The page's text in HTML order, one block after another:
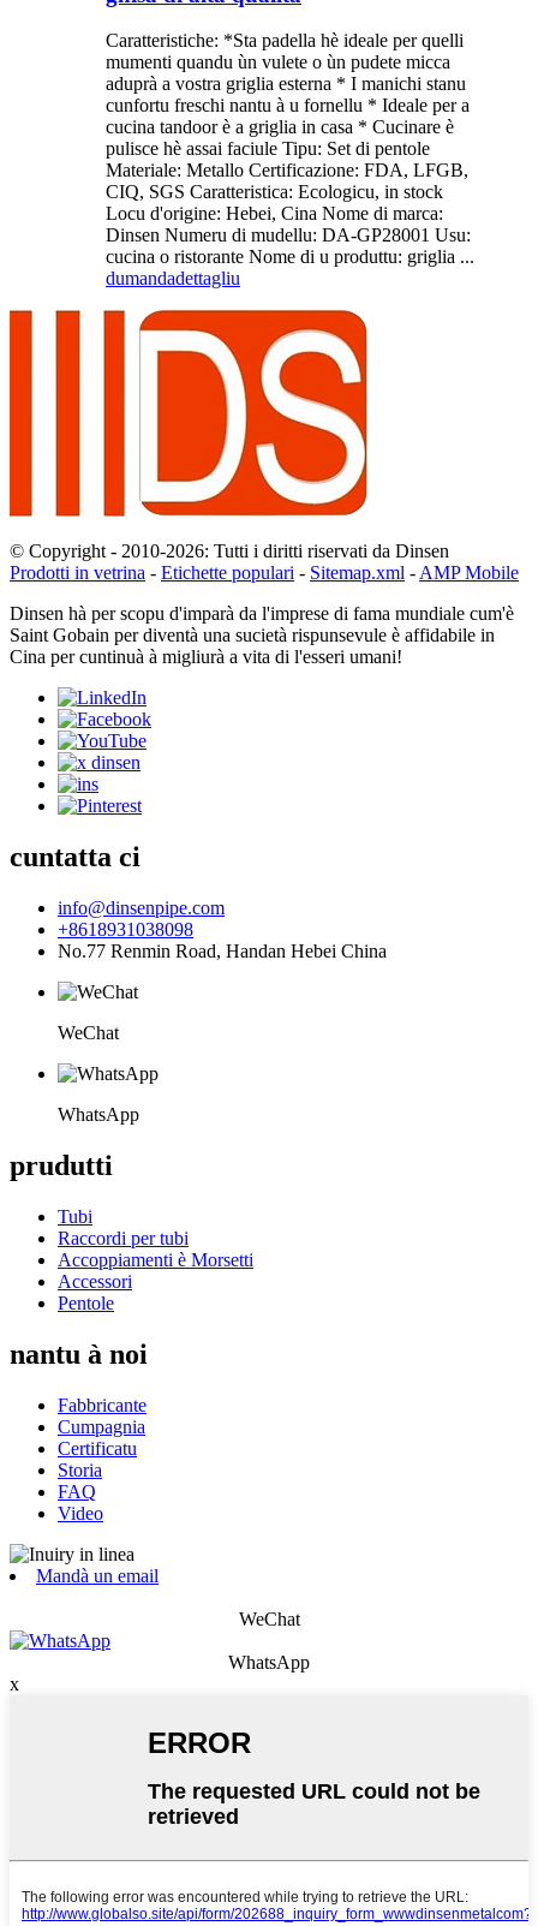
Caratteristiche: *Sta padella hè ideale per quelli
mumenti quandu ùn vulete o ùn pudete micca
aduprà a vostra griglia esterna * I manichi stanu
cunfortu freschi nantu à u fornellu * Ideale per a
cucina tandoor è a griglia in casa * Cucinare è
pulisce hè assai faciule Tipu: Set di pentole
Materiale: Metallo Certificazione: FDA, LFGB,
CIQ, SGS Caratteristica: Ecologicu, in stock
Locu d'origine: Hebei, Cina Nome di marca:
Dinsen Numeru di mudellu: DA-GP28001 Usu:
cucina o ristorante Nome di u produttu: griglia ...
dumandadettagliu
© Copyright - 2010-2026: Tutti i diritti riservati da Dinsen
Prodotti in vetrina - Etichette populari - Sitemap.xml - AMP Mobile
Dinsen hà per scopu d'imparà da l'imprese di fama mundiale cum'è
Saint Gobain per diventà una sucietà rispunsevule è affidabile in
Cina per cuntinuà à migliurà a vita di l'esseri umani!
cuntatta ci
info@dinsenpipe.com
+8618931038098
No.77 Renmin Road, Handan Hebei China
WeChat
WhatsApp
prudutti
Tubi
Raccordi per tubi
Accoppiamenti è Morsetti
Accessori
Pentole
nantu à noi
Fabbricante
Cumpagnia
Certificatu
Storia
FAQ
Video
Mandà un email
WeChat
WhatsApp
x